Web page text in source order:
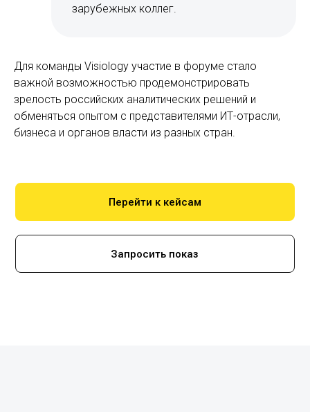
зарубежных коллег.
Для команды Visiology участие в форуме стало
важной возможностью продемонстрировать
зрелость российских аналитических решений и
обменяться опытом с представителями ИТ-отрасли,
бизнеса и органов власти из разных стран.
Перейти к кейсам
Запросить показ